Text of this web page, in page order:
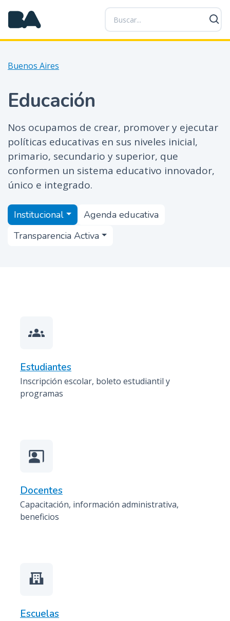
P
a
s
a
t
e
n
r
Buenos Aires
Educación
Nos ocupamos de crear, promover y ejecutar
políticas educativas en sus niveles inicial,
primario, secundario y superior, que
conformen un sistema educativo innovador,
único e integrado.
Educación
Institucional
Agenda educativa
Transparencia Activa
groups
Estudiantes
Inscripción escolar, boleto estudiantil y
programas
co_present
Docentes
Capacitación, información administrativa,
beneficios
Escuelas